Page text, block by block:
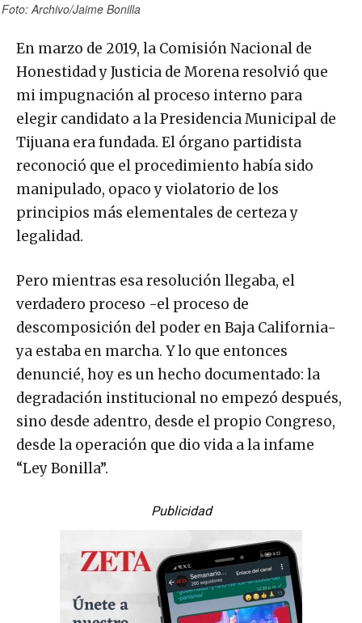
Foto: Archivo/Jaime Bonilla
En marzo de 2019, la Comisión Nacional de
Honestidad y Justicia de Morena resolvió que
mi impugnación al proceso interno para
elegir candidato a la Presidencia Municipal de
Tijuana era fundada. El órgano partidista
reconoció que el procedimiento había sido
manipulado, opaco y violatorio de los
principios más elementales de certeza y
legalidad.
Pero mientras esa resolución llegaba, el
verdadero proceso -el proceso de
descomposición del poder en Baja California-
ya estaba en marcha. Y lo que entonces
denuncié, hoy es un hecho documentado: la
degradación institucional no empezó después,
sino desde adentro, desde el propio Congreso,
desde la operación que dio vida a la infame
“Ley Bonilla”.
Publicidad